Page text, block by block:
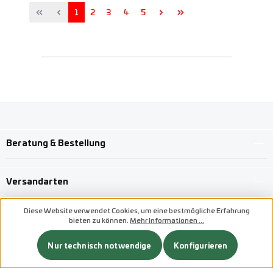
Seite
1 Seite
2 Seite
3 Seite
4 Seite
5
Beratung & Bestellung
Versandarten
Benutzerdefiniertes Bild 1
Benutzerdefiniertes Bild 2
Diese Website verwendet Cookies, um eine bestmögliche Erfahrung
bieten zu können. Mehr Informationen ...
Nur technisch notwendige Konfigurieren